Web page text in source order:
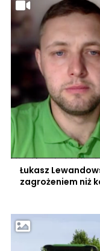
Łukasz
zagrożeniem niż